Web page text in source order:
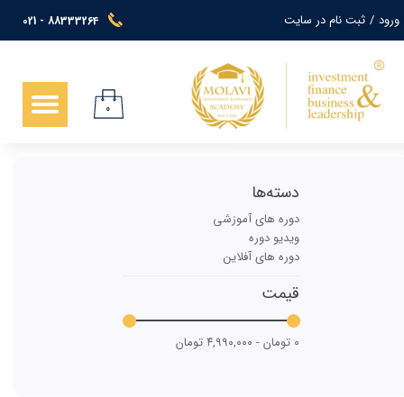
021 - 88333264 ورود / ثبت نام در سایت
حساب کاربری من
تغییر گذر واژه
سفارشات
۰
دسته‌ها
دوره های آموزشی
ویدیو دوره
دوره های آفلاین
قیمت
۰ تومان - ۴,۹۹۰,۰۰۰ تومان